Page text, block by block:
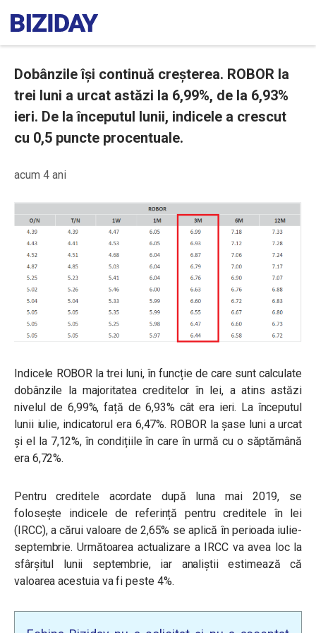
Dobânzile își continuă creșterea. ROBOR la
trei luni a urcat astăzi la 6,99%, de la 6,93%
ieri. De la începutul lunii, indicele a crescut
cu 0,5 puncte procentuale.
acum 4 ani
Indicele ROBOR la trei luni, în funcție de care sunt calculate
dobânzile la majoritatea creditelor în lei, a atins astăzi
nivelul de 6,99%, față de 6,93% cât era ieri. La începutul
lunii iulie, indicatorul era 6,47%. ROBOR la șase luni a urcat
și el la 7,12%, în condițiile în care în urmă cu o săptămână
era 6,72%.
Pentru creditele acordate după luna mai 2019, se
folosește indicele de referință pentru creditele în lei
(IRCC), a cărui valoare de 2,65% se aplică în perioada iulie-
septembrie. Următoarea actualizare a IRCC va avea loc la
sfârșitul lunii septembrie, iar analiștii estimează că
valoarea acestuia va fi peste 4%.